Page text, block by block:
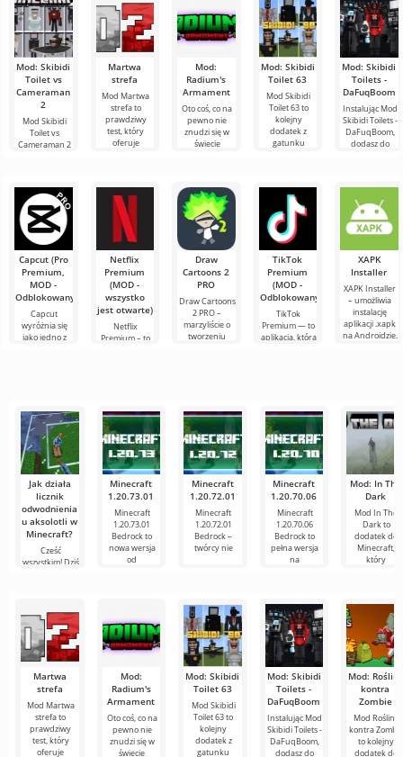
Mod: Skibidi
Toilet vs
Cameraman
2
Mod Skibidi
Toilet vs
Cameraman 2
ekscytujące
szaleństwo,
Martwa
strefa
Mod Martwa
strefa to
prawdziwy
test, który
oferuje
przeżycie
zupełnie
Mod:
Radium's
Armament
Oto coś, co na
pewno nie
znudzi się w
świecie
temat
Mod: Skibidi
Toilet 63
Mod Skibidi
Toilet 63 to
kolejny
dodatek z
gatunku
Mod: Skibidi
Toilets -
DaFuqBoom
Instalując Mod
Skibidi Toilets -
DaFuqBoom,
dodasz do
postacie,
Capcut (Pro
Premium,
MOD -
Odblokowany)
Capcut
wyróżnia się
jako jedno z
Netflix
Premium
(MOD -
wszystko
jest otwarte)
Netflix
Premium – to
Draw
Cartoons 2
PRO
Draw Cartoons
2 PRO –
marzyliście o
tworzeniu
TikTok
Premium
(MOD -
Odblokowany)
TikTok
Premium — to
aplikacja, która
XAPK
Installer
XAPK Installer
– umożliwia
instalację
aplikacji .xapk
na Androidzie.
Jak działa
licznik
odwodnienia
u aksolotli w
Minecraft?
Cześć
wszystkim! Dziś
Minecraft
1.20.73.01
Minecraft
1.20.73.01
Bedrock to
nowa wersja
od
Minecraft
1.20.72.01
Minecraft
1.20.72.01
Bedrock –
twórcy nie
Minecraft
1.20.70.06
Minecraft
1.20.70.06
Bedrock to
pełna wersja
na
Mod: In The
Dark
Mod In The
Dark to
dodatek do
Minecraft,
który
Martwa
strefa
Mod Martwa
strefa to
prawdziwy
test, który
oferuje
Mod:
Radium's
Armament
Oto coś, co na
pewno nie
znudzi się w
świecie
Mod: Skibidi
Toilet 63
Mod Skibidi
Toilet 63 to
kolejny
dodatek z
gatunku
Mod: Skibidi
Toilets -
DaFuqBoom
Instalując Mod
Skibidi Toilets -
DaFuqBoom,
dodasz do
Mod: Rośliny
kontra
Zombie
Mod Rośliny
kontra Zombie
to kolejny
dodatek do